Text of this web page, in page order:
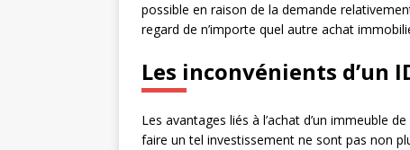
possible en raison de la demande
regard de n’importe quel autre achat
Les inconvénients d’un
Les avantages liés à l’achat d’un immeuble
faire un tel investissement ne sont pas non